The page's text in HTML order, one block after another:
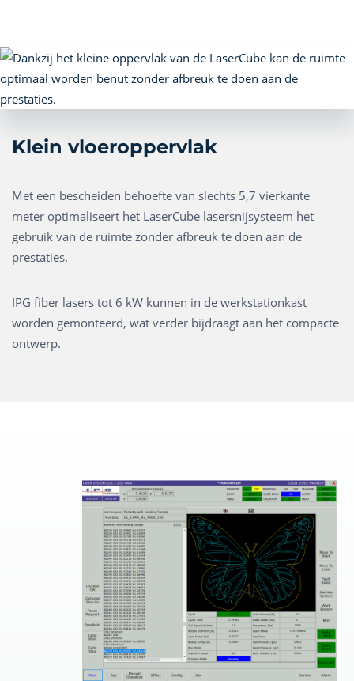
Klein vloeroppervlak
Met een bescheiden behoefte van slechts 5,7 vierkante
meter optimaliseert het LaserCube lasersnijsysteem het
gebruik van de ruimte zonder afbreuk te doen aan de
prestaties.
IPG fiber lasers tot 6 kW kunnen in de werkstationkast
worden gemonteerd, wat verder bijdraagt aan het compacte
ontwerp.